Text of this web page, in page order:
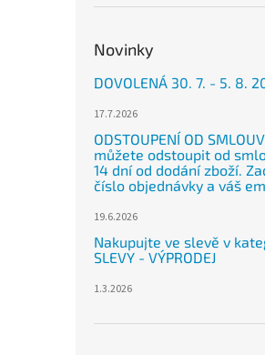
Novinky
DOVOLENÁ 30. 7. - 5. 8.
17.7.2026
ODSTOUPENÍ OD
můžete odstoupit od
14 dní od dodání zboží.
číslo objednávky a váš
19.6.2026
Nakupujte ve slevě v
SLEVY - VÝPRODEJ
1.3.2026